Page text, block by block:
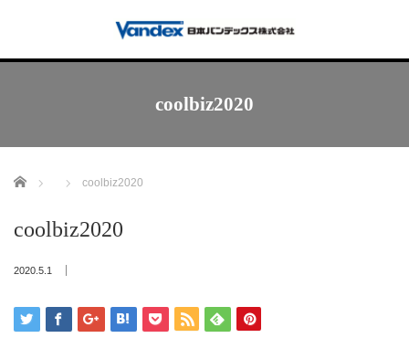
coolbiz2020
Home coolbiz2020
coolbiz2020
2020.5.1